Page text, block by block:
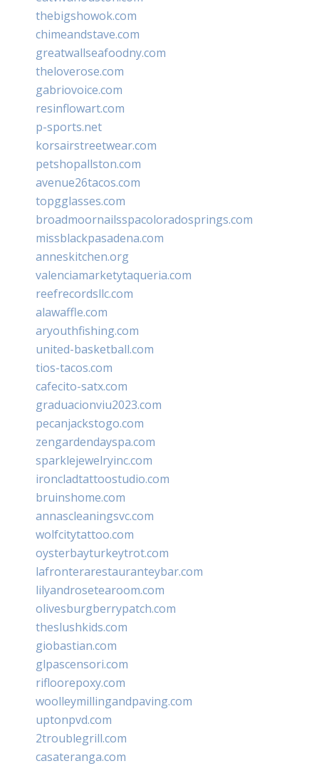
thebigshowok.com
chimeandstave.com
greatwallseafoodny.com
theloverose.com
gabriovoice.com
resinflowart.com
p-sports.net
korsairstreetwear.com
petshopallston.com
avenue26tacos.com
topgglasses.com
broadmoornailsspacoloradosprings.com
missblackpasadena.com
anneskitchen.org
valenciamarketytaqueria.com
reefrecordsllc.com
alawaffle.com
aryouthfishing.com
united-basketball.com
tios-tacos.com
cafecito-satx.com
graduacionviu2023.com
pecanjackstogo.com
zengardendayspa.com
sparklejewelryinc.com
ironcladtattoostudio.com
bruinshome.com
annascleaningsvc.com
wolfcitytattoo.com
oysterbayturkeytrot.com
lafronterarestauranteybar.com
lilyandrosetearoom.com
olivesburgberrypatch.com
theslushkids.com
giobastian.com
glpascensori.com
rifloorepoxy.com
woolleymillingandpaving.com
uptonpvd.com
2troublegrill.com
casateranga.com